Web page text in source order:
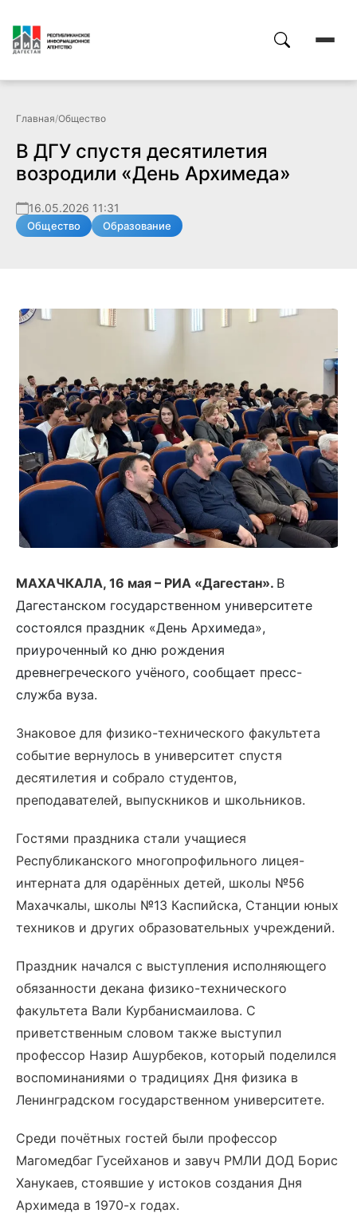
Главная/Общество
В ДГУ спустя десятилетия
возродили «День Архимеда»
16.05.2026 11:31
Общество Образование
МАХАЧКАЛА, 16 мая – РИА «Дагестан». В
Дагестанском государственном университете
состоялся праздник «День Архимеда»,
приуроченный ко дню рождения
древнегреческого учёного, сообщает пресс-
служба вуза.
Знаковое для физико-технического факультета
событие вернулось в университет спустя
десятилетия и собрало студентов,
преподавателей, выпускников и школьников.
Гостями праздника стали учащиеся
Республиканского многопрофильного лицея-
интерната для одарённых детей, школы №56
Махачкалы, школы №13 Каспийска, Станции юных
техников и других образовательных учреждений.
Праздник начался с выступления исполняющего
обязанности декана физико-технического
факультета Вали Курбанисмаилова. С
приветственным словом также выступил
профессор Назир Ашурбеков, который поделился
воспоминаниями о традициях Дня физика в
Ленинградском государственном университете.
Среди почётных гостей были профессор
Магомедбаг Гусейханов и завуч РМЛИ ДОД Борис
Ханукаев, стоявшие у истоков создания Дня
Архимеда в 1970-х годах.